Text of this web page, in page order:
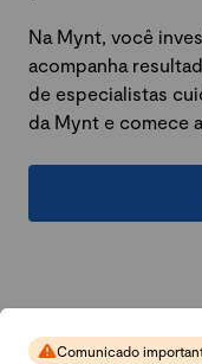
Na Mynt, você
acompanha
de especialistas
da Mynt e comece
Comunicado